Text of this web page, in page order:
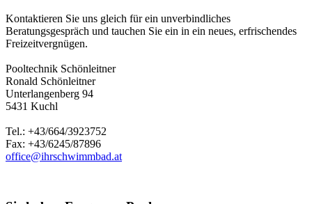
Kontaktieren Sie uns gleich für ein unverbindliches
Beratungsgespräch und tauchen Sie ein in ein neues, erfrischendes
Freizeitvergnügen.
Pooltechnik Schönleitner
Ronald Schönleitner
Unterlangenberg 94
5431 Kuchl
Tel.: +43/664/3923752
Fax: +43/6245/87896
office@ihrschwimmbad.at